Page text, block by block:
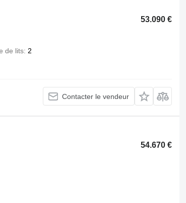
53.090 €
de lits 2
Contacter le vendeur
54.670 €